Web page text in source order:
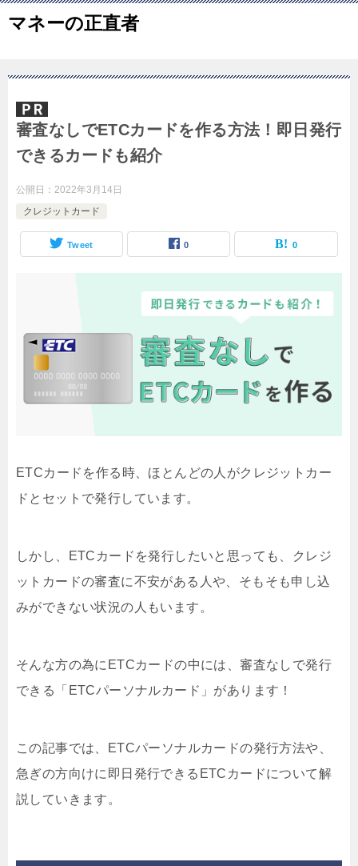
マネーの正直者
審査なしでETCカードを作る方法！即日発行
できるカードも紹介
公開日： 2022年3月14日
クレジットカード
Tweet 0 0
ETCカードを作る時、ほとんどの人がクレジットカー
ドとセットで発行しています。
しかし、ETCカードを発行したいと思っても、クレジ
ットカードの審査に不安がある人や、そもそも申し込
みができない状況の人もいます。
そんな方の為にETCカードの中には、審査なしで発行
できる「ETCパーソナルカード」があります！
この記事では、ETCパーソナルカードの発行方法や、
急ぎの方向けに即日発行できるETCカードについて解
説していきます。